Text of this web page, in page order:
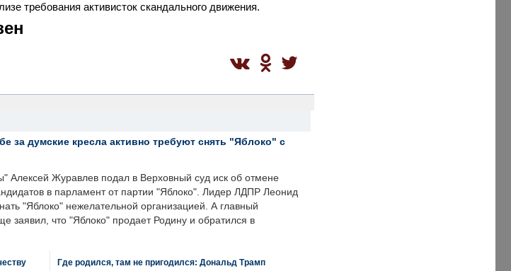
требования активисток скандального движения.
за думские кресла активно требуют снять "Яблоко" с
Алексей Журавлев подал в Верховный суд иск об отмене
в парламент от партии "Яблоко". Лидер ЛДПР Леонид
"Яблоко" нежелательной организацией. А главный
заявил, что "Яблоко" продает Родину и обратился в
Где родился, там не пригодился: Дональд Трамп